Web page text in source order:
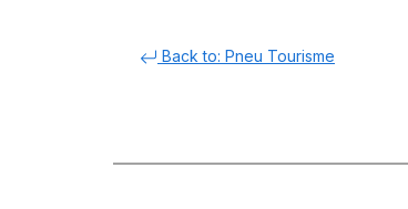
Back to: Pneu Tourisme